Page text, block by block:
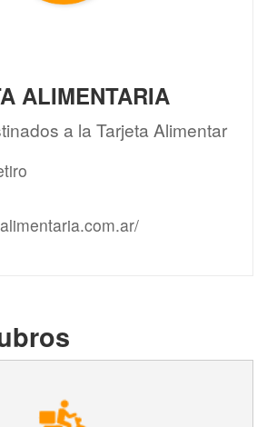
ALIMENTARIA
a la Tarjeta Alimentar